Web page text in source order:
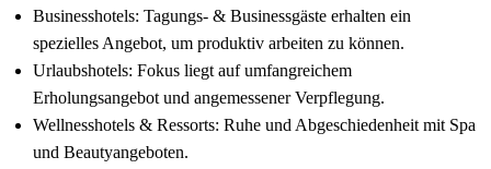
Businesshotels: Tagungs- & Businessgäste erhalten ein
spezielles Angebot, um produktiv arbeiten zu können.
Urlaubshotels: Fokus liegt auf umfangreichem
Erholungsangebot und angemessener Verpflegung.
Wellnesshotels & Ressorts: Ruhe und Abgeschiedenheit mit Spa
und Beautyangeboten.